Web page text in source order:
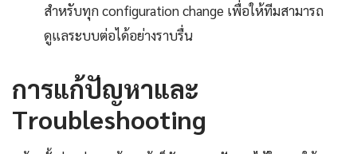
สำหรับทุก configuration change เพื่อให้ทีมสามารถ
ดูแลระบบต่อได้อย่างราบรื่น
การแก้ปัญหาและ
Troubleshooting